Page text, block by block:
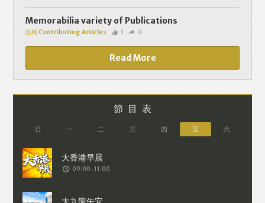
Memorabilia variety of Publications
投稿 Contributing Articles 3 0
Read More
節目表
日 一 二 三 四 五 六
09:00-11:00